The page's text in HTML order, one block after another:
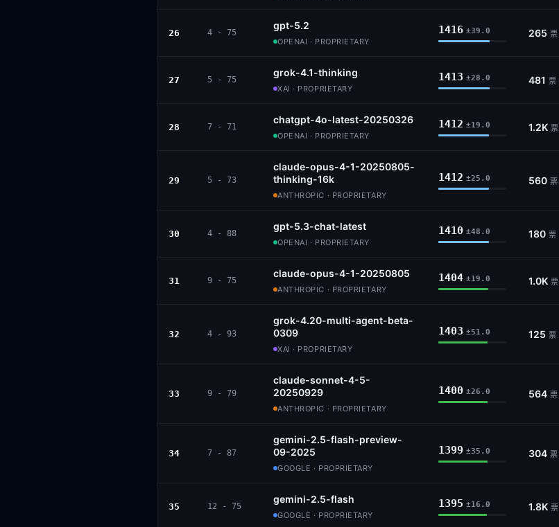
26 4 - 75
gpt-5.2
OPENAI · PROPRIETARY
1416 ±39.0 265 票
27 5 - 75
grok-4.1-thinking
XAI · PROPRIETARY
1413 ±28.0 481 票
28 7 - 71
chatgpt-4o-latest-20250326
OPENAI · PROPRIETARY
1412 ±19.0 1.2K 票
29 5 - 73
claude-opus-4-1-20250805-
thinking-16k
ANTHROPIC · PROPRIETARY
1412 ±25.0 560 票
30 4 - 88
gpt-5.3-chat-latest
OPENAI · PROPRIETARY
1410 ±48.0 180 票
31 9 - 75
claude-opus-4-1-20250805
ANTHROPIC · PROPRIETARY
1404 ±19.0 1.0K 票
32 4 - 93
grok-4.20-multi-agent-beta-
0309
XAI · PROPRIETARY
1403 ±51.0 125 票
33 9 - 79
claude-sonnet-4-5-
20250929
ANTHROPIC · PROPRIETARY
1400 ±26.0 564 票
34 7 - 87
gemini-2.5-flash-preview-
09-2025
GOOGLE · PROPRIETARY
1399 ±35.0 304 票
35 12 - 75
gemini-2.5-flash
GOOGLE · PROPRIETARY
1395 ±16.0 1.8K 票